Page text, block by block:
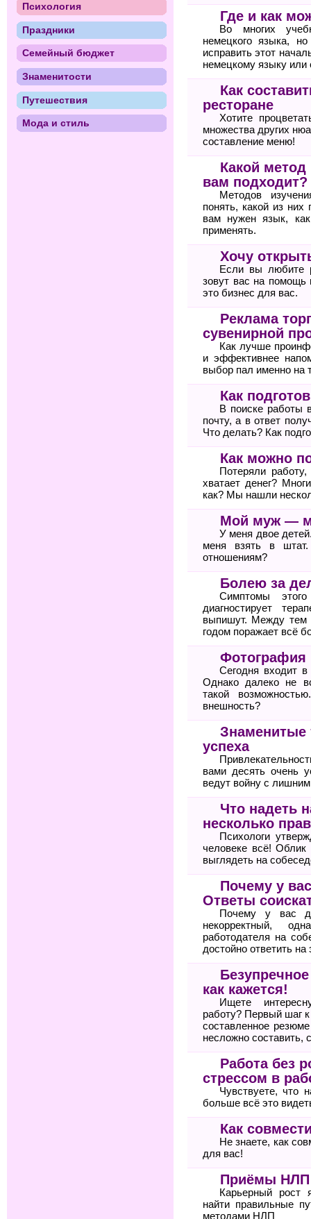
Где и как
Во многих
немецкого языка,
исправить этот
немецкому языку
Как
ресторане
Хотите
множества других
составление меню!
Какой метод
вам подходит?
Методов
понять, какой из
вам нужен язык,
применять.
Хочу
Если вы любите
зовут вас на
это бизнес для вас.
Реклама
сувенирной
Как лучше
и эффективнее
выбор пал именно на
Как
В поиске работы
почту, а в ответ
Что делать? Как
Как можно
Потеряли
хватает денег?
как? Мы нашли
Мой муж —
У меня двое
меня взять в
отношениям?
Болею за
Симптомы
диагностирует
выпишут. Между тем
годом поражает всё
Фотография
Сегодня входит
Однако далеко не
такой
внешность?
Знаменитые
успеха
вами десять очень
ведут войну с
Что надеть
несколько
Психологи
человеке всё!
выглядеть на
Почему у
Ответы
Почему у вас
некорректный,
работодателя на
достойно ответить на
как кажется!
Ищете
работу? Первый шаг
составленное
несложно составить,
Работа без
стрессом в
Чувствуете, что
больше всё это
Как
Не знаете, как
для вас!
Приёмы НЛП
Карьерный рост
найти правильные
методами НЛП
Психология
Праздники
Семейный бюджет
Знаменитости
Путешествия
Мода и стиль